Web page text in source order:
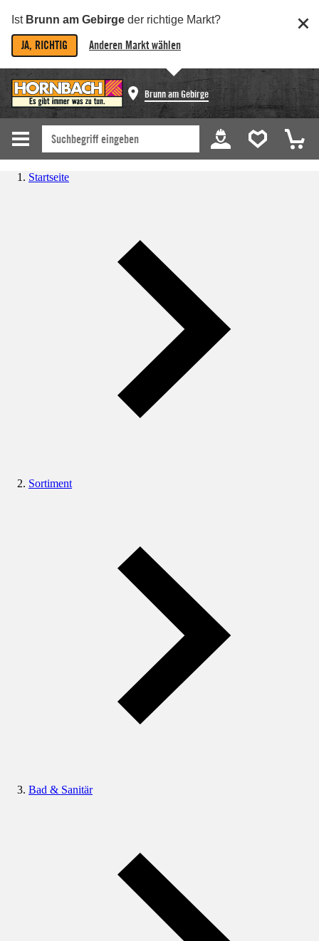
Ist Brunn am Gebirge der richtige Markt?
JA, RICHTIG Anderen Markt wählen
Brunn am Gebirge
Startseite
Sortiment
Bad & Sanitär